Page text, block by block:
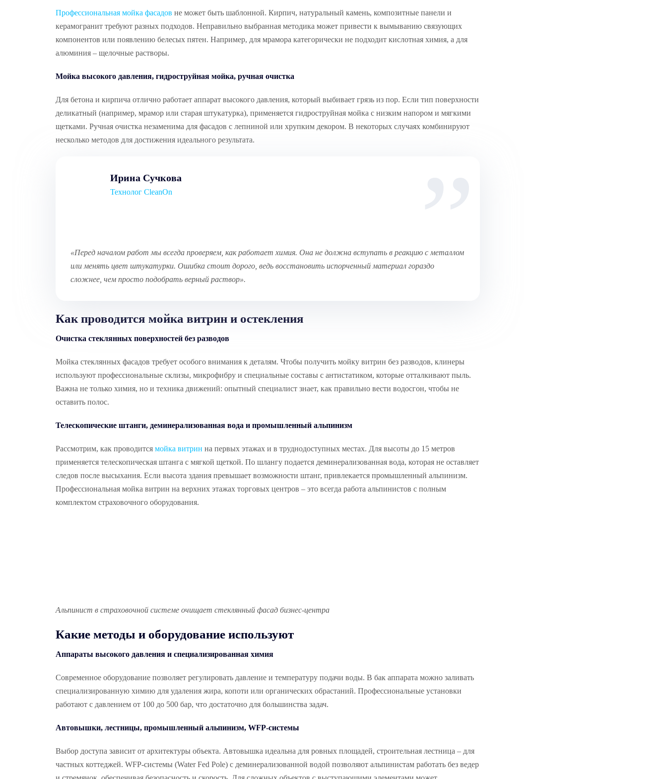
Профессиональная мойка фасадов не может быть шаблонной. Кирпич, натуральный камень, композитные панели и
керамогранит требуют разных подходов. Неправильно выбранная методика может привести к вымыванию связующих
компонентов или появлению белесых пятен. Например, для мрамора категорически не подходит кислотная химия, а для
алюминия – щелочные растворы.
Мойка высокого давления, гидроструйная мойка, ручная очистка
Для бетона и кирпича отлично работает аппарат высокого давления, который выбивает грязь из пор. Если тип поверхности
деликатный (например, мрамор или старая штукатурка), применяется гидроструйная мойка с низким напором и мягкими
щетками. Ручная очистка незаменима для фасадов с лепниной или хрупким декором. В некоторых случаях комбинируют
несколько методов для достижения идеального результата.
Ирина Сучкова
Технолог CleanOn
«Перед началом работ мы всегда проверяем, как работает химия. Она не должна вступать в реакцию с металлом
или менять цвет штукатурки. Ошибка стоит дорого, ведь восстановить испорченный материал гораздо
сложнее, чем просто подобрать верный раствор».
Как проводится мойка витрин и остекления
Очистка стеклянных поверхностей без разводов
Мойка стеклянных фасадов требует особого внимания к деталям. Чтобы получить мойку витрин без разводов, клинеры
используют профессиональные склизы, микрофибру и специальные составы с антистатиком, которые отталкивают пыль.
Важна не только химия, но и техника движений: опытный специалист знает, как правильно вести водосгон, чтобы не
оставить полос.
Телескопические штанги, деминерализованная вода и промышленный альпинизм
Рассмотрим, как проводится мойка витрин на первых этажах и в труднодоступных местах. Для высоты до 15 метров
применяется телескопическая штанга с мягкой щеткой. По шлангу подается деминерализованная вода, которая не оставляет
следов после высыхания. Если высота здания превышает возможности штанг, привлекается промышленный альпинизм.
Профессиональная мойка витрин на верхних этажах торговых центров – это всегда работа альпинистов с полным
комплектом страховочного оборудования.
Альпинист в страховочной системе очищает стеклянный фасад бизнес-центра
Какие методы и оборудование используют
Аппараты высокого давления и специализированная химия
Современное оборудование позволяет регулировать давление и температуру подачи воды. В бак аппарата можно заливать
специализированную химию для удаления жира, копоти или органических обрастаний. Профессиональные установки
работают с давлением от 100 до 500 бар, что достаточно для большинства задач.
Автовышки, лестницы, промышленный альпинизм, WFP-системы
Выбор доступа зависит от архитектуры объекта. Автовышка идеальна для ровных площадей, строительная лестница – для
частных коттеджей. WFP-системы (Water Fed Pole) с деминерализованной водой позволяют альпинистам работать без ведер